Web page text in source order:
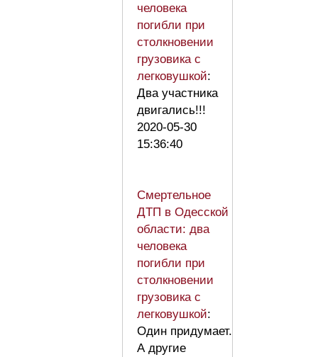
человека
погибли при
столкновении
грузовика с
легковушкой:
Два участника
двигались!!!
2020-05-30
15:36:40
Смертельное
ДТП в Одесской
области: два
человека
погибли при
столкновении
грузовика с
легковушкой:
Один придумает.
А другие